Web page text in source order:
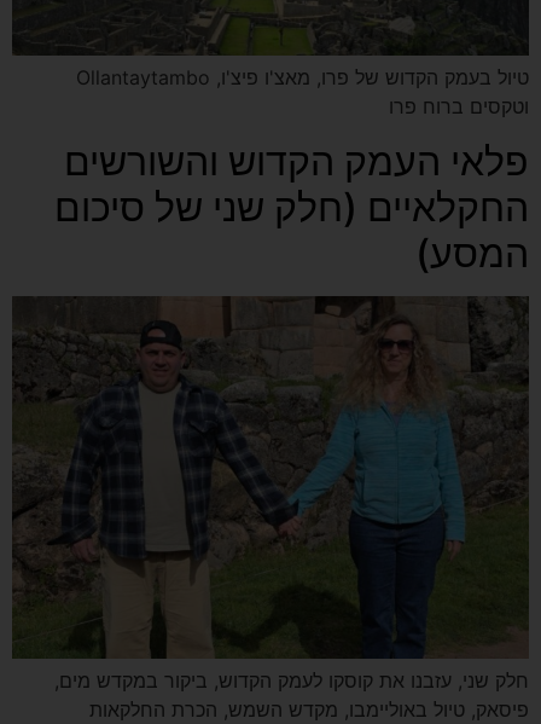
טיול בעמק הקדוש של פרו, מאצ'ו פיצ'ו, Ollantaytambo
וטקסים ברוח פרו
פלאי העמק הקדוש והשורשים
החקלאיים (חלק שני של סיכום
המסע)
חלק שני, עזבנו את קוסקו לעמק הקדוש, ביקור במקדש מים,
פיסאק, טיול באוליימבו, מקדש השמש, הכרת החלקאות